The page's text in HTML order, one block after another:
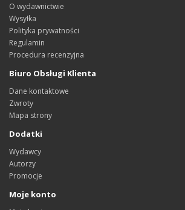
O wydawnictwie
Wysyłka
Polityka prywatności
Regulamin
Procedura recenzyjna
Biuro Obsługi Klienta
Dane kontaktowe
Zwroty
Mapa strony
Dodatki
Wydawcy
Autorzy
Promocje
Moje konto